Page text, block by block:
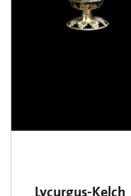
Lycurgus-Kelch